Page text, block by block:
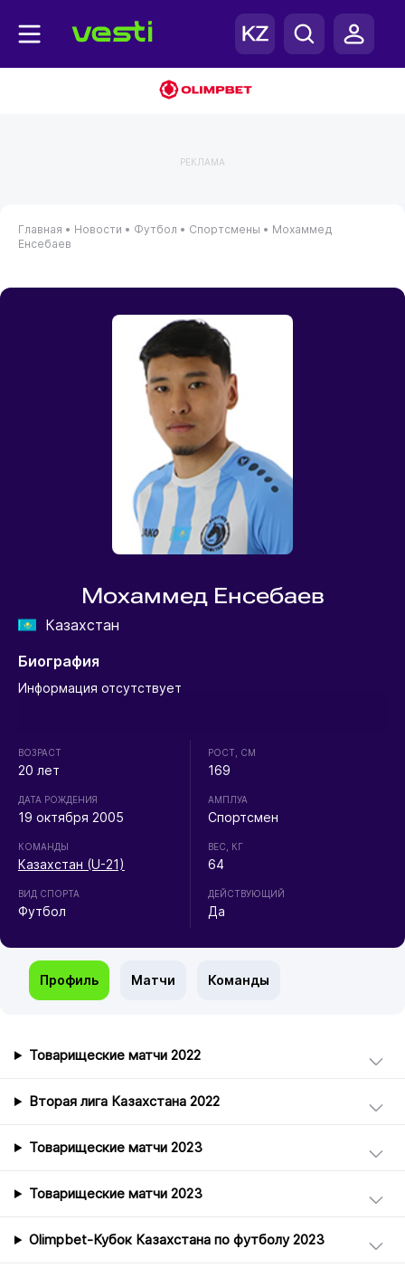
РЕКЛАМА
Главная • Новости • Футбол • Спортсмены • Мохаммед
Енсебаев
Мохаммед Енсебаев
Казахстан
Биография
Информация отсутствует
ВОЗРАСТ
20 лет
ДАТА РОЖДЕНИЯ
19 октября 2005
КОМАНДЫ
Казахстан (U-21)
ВИД СПОРТА
Футбол
РОСТ, СМ
169
АМПЛУА
Спортсмен
ВЕС, КГ
64
ДЕЙСТВУЮЩИЙ
Да
Профиль Матчи Команды
Товарищеские матчи 2022
Вторая лига Казахстана 2022
Товарищеские матчи 2023
Товарищеские матчи 2023
Olimpbet-Кубок Казахстана по футболу 2023